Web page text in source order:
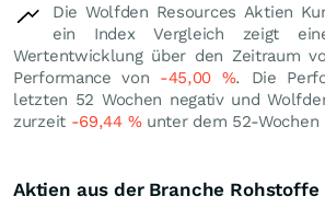
Die Wolfden Resources Aktien
ein Index Vergleich zeigt
Wertentwicklung über den Zeitraum
Performance von -45,00 %. Die
letzten 52 Wochen negativ und
zurzeit -69,44 %unter dem 52-Wochen
Aktien aus der Branche Rohstoffe